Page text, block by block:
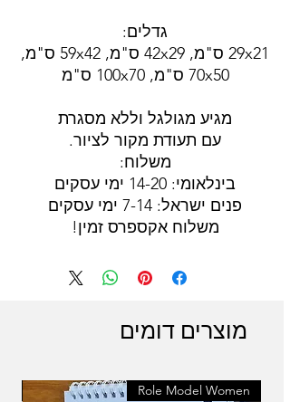
גדלים:
29x21 ס"מ, 42x29 ס"מ, 59x42 ס"מ,
70x50 ס"מ, 100x70 ס"מ
מגיע מגולגל וללא מסגרת
עם תעודת מקור לציור.
משלוח:
בינלאומי: 14-20 ימי עסקים
פנים ישראל: 7-14 ימי עסקים
משלוח אקספרס זמין!
מוצרים דומים
Role Model Women